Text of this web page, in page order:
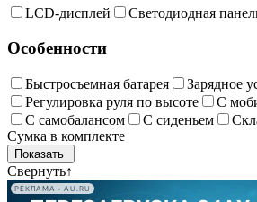
LCD-дисплей Светодиодная
Особенности
Быстросъемная батарея
Зарядное
Регулировка руля по высоте
С
С самобалансом
С сиденьем
Сумка в комплекте
Свернуть↑
РЕКЛАМА • AU.RU